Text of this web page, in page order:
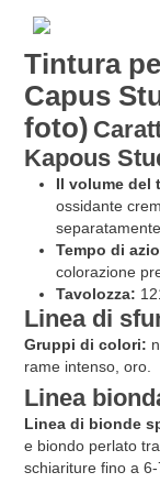
Tintura
Capus
foto)
Kapous
Il volume del
ossidante
Tempo di
colorazione
Tavolozza:
Linea di
Gruppi di colori:
rame intenso, oro.
Linea
Linea di bionde
e biondo perlato
schiariture fino a 6-